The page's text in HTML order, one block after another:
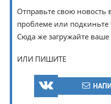
Отправьте свою новость
проблеме или подкиньте
Сюда же загружайте
ИЛИ ПИШИТЕ